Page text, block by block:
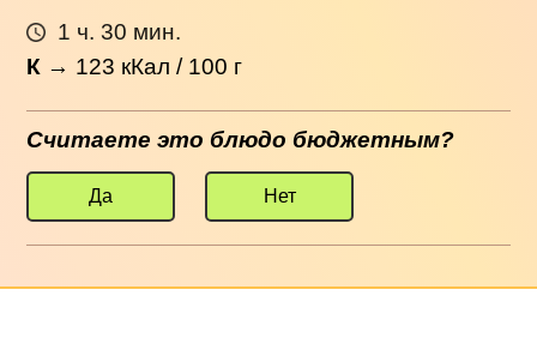
1 ч. 30 мин.
К → 123 кКал / 100 г
Считаете это блюдо бюджетным?
Да Нет